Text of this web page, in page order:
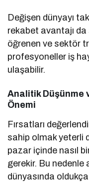
Değişen dünyayı
rekabet avantajı
öğrenen ve sektör
profesyoneller iş
ulaşabilir.
Analitik Düşünme
Önemi
Fırsatları
sahip olmak yeterli
pazar içinde nasıl
gerekir. Bu nedenle
dünyasında